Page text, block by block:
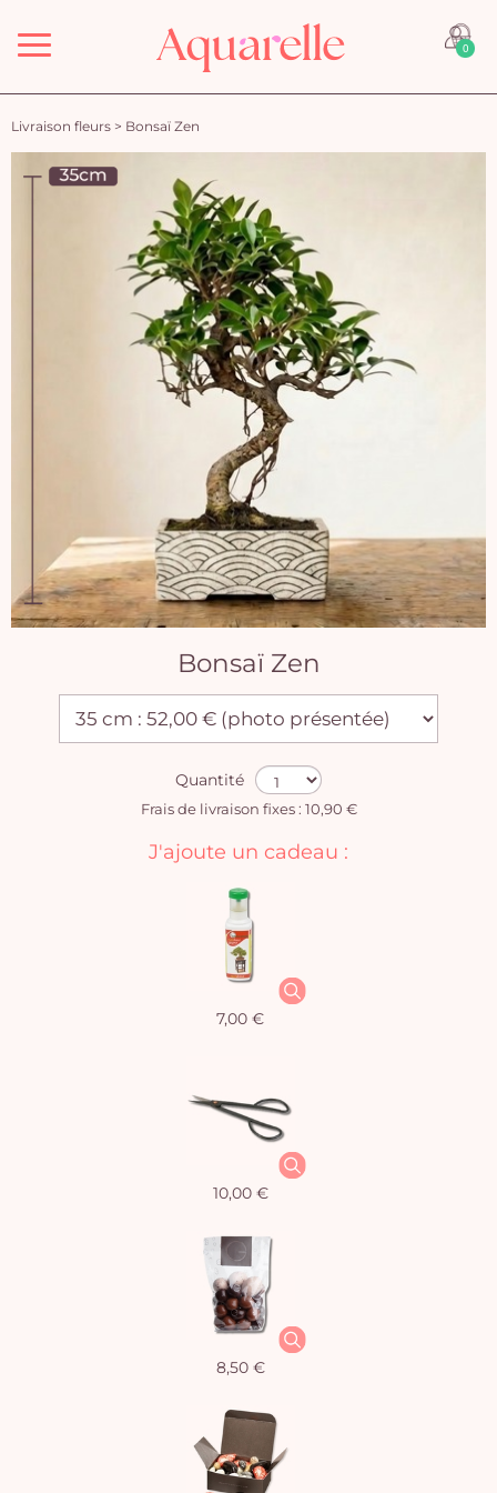
Menu 0
Livraison fleurs > Bonsaï Zen
Bonsaï Zen
Quantité
Frais de livraison fixes : 10,90 €
J'ajoute un cadeau :
7,00 €
10,00 €
8,50 €